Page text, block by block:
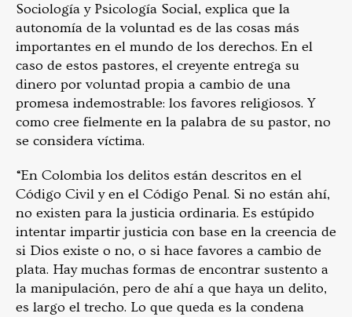
Sociología y Psicología Social, explica que la
autonomía de la voluntad es de las cosas más
importantes en el mundo de los derechos. En el
caso de estos pastores, el creyente entrega su
dinero por voluntad propia a cambio de una
promesa indemostrable: los favores religiosos. Y
como cree fielmente en la palabra de su pastor, no
se considera víctima.
“En Colombia los delitos están descritos en el
Código Civil y en el Código Penal. Si no están ahí,
no existen para la justicia ordinaria. Es estúpido
intentar impartir justicia con base en la creencia de
si Dios existe o no, o si hace favores a cambio de
plata. Hay muchas formas de encontrar sustento a
la manipulación, pero de ahí a que haya un delito,
es largo el trecho. Lo que queda es la condena